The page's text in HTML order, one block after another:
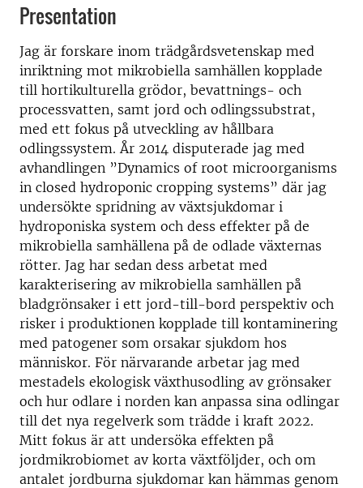
Presentation
Jag är forskare inom trädgårdsvetenskap med
inriktning mot mikrobiella samhällen kopplade
till hortikulturella grödor, bevattnings- och
processvatten, samt jord och odlingssubstrat,
med ett fokus på utveckling av hållbara
odlingssystem. År 2014 disputerade jag med
avhandlingen ”Dynamics of root microorganisms
in closed hydroponic cropping systems” där jag
undersökte spridning av växtsjukdomar i
hydroponiska system och dess effekter på de
mikrobiella samhällena på de odlade växternas
rötter. Jag har sedan dess arbetat med
karakterisering av mikrobiella samhällen på
bladgrönsaker i ett jord-till-bord perspektiv och
risker i produktionen kopplade till kontaminering
med patogener som orsakar sjukdom hos
människor. För närvarande arbetar jag med
mestadels ekologisk växthusodling av grönsaker
och hur odlare i norden kan anpassa sina odlingar
till det nya regelverk som trädde i kraft 2022.
Mitt fokus är att undersöka effekten på
jordmikrobiomet av korta växtföljder, och om
antalet jordburna sjukdomar kan hämmas genom